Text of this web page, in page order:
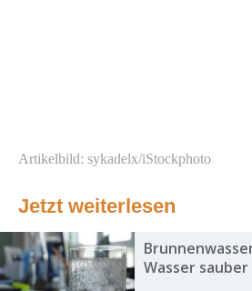
Artikelbild: sykadelx/iStockphoto
Jetzt weiterlesen
Wasser